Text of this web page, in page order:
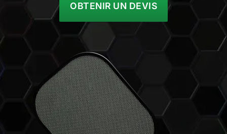
OBTENIR UN DEVIS